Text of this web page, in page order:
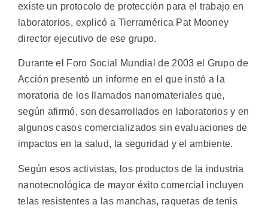
existe un protocolo de protección para el trabajo en
laboratorios, explicó a Tierramérica Pat Mooney
director ejecutivo de ese grupo.
Durante el Foro Social Mundial de 2003 el Grupo de
Acción presentó un informe en el que instó a la
moratoria de los llamados nanomateriales que,
según afirmó, son desarrollados en laboratorios y en
algunos casos comercializados sin evaluaciones de
impactos en la salud, la seguridad y el ambiente.
Según esos activistas, los productos de la industria
nanotecnológica de mayor éxito comercial incluyen
telas resistentes a las manchas, raquetas de tenis